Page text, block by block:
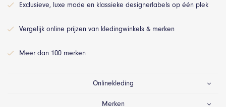
Exclusieve, luxe mode en klassieke designerlabels op één plek
Vergelijk online prijzen van kledingwinkels & merken
Meer dan 100 merken
Onlinekleding
Merken